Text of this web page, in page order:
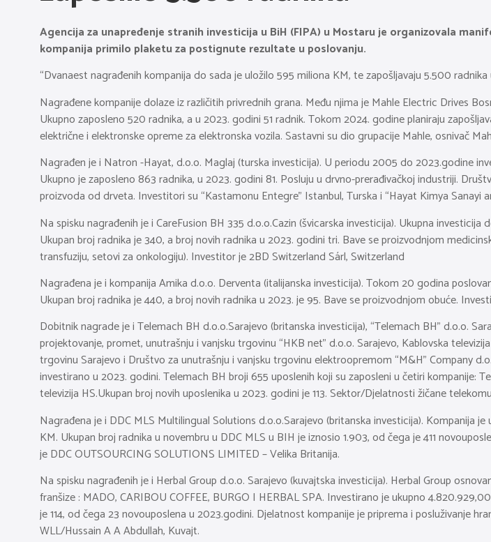
Agencija za unapređenje stranih investicija u BiH (FIPA) u Mostaru je organizovala
kompanija primilo plaketu za postignute rezultate u poslovanju.
“Dvanaest nagrađenih kompanija do sada je uložilo 595 miliona KM, te zapošljavaju 5.500
Nagrađene kompanije dolaze iz različitih privrednih grana. Među njima je Mahle Electric Drives
Ukupno zaposleno 520 radnika, a u 2023. godini 51 radnik. Tokom 2024. godine planiraju
električne i elektronske opreme za elektronska vozila. Sastavni su dio grupacije Mahle, osnivač
Nagrađen je i Natron -Hayat, d.o.o. Maglaj (turska investicija). U periodu 2005 do 2023.godine
Ukupno je zaposleno 863 radnika, u 2023. godini 81. Posluju u drvno-prerađivačkoj industriji.
proizvoda od drveta. Investitori su “Kastamonu Entegre” Istanbul, Turska i “Hayat Kimya Sanayi
Na spisku nagrađenih je i CareFusion BH 335 d.o.o.Cazin (švicarska investicija). Ukupna
Ukupan broj radnika je 340, a broj novih radnika u 2023. godini tri. Bave se proizvodnjom
transfuziju, setovi za onkologiju). Investitor je 2BD Switzerland Sárl, Switzerland
Nagrađena je i kompanija Amika d.o.o. Derventa (italijanska investicija). Tokom 20 godina
Ukupan broj radnika je 440, a broj novih radnika u 2023. je 95. Bave se proizvodnjom obuće.
Dobitnik nagrade je i Telemach BH d.o.o.Sarajevo (britanska investicija), “Telemach BH” d.o.o.
projektovanje, promet, unutrašnju i vanjsku trgovinu “HKB net” d.o.o. Sarajevo, Kablovska
trgovinu Sarajevo i Društvo za unutrašnju i vanjsku trgovinu elektroopremom “M&H” Company
investirano u 2023. godini. Telemach BH broji 655 uposlenih koji su zaposleni u četiri kompanije:
televizija HS.Ukupan broj novih uposlenika u 2023. godini je 113. Sektor/Djelatnosti žičane
Nagrađena je i DDC MLS Multilingual Solutions d.o.o.Sarajevo (britanska investicija). Kompanija
KM. Ukupan broj radnika u novembru u DDC MLS u BIH je iznosio 1.903, od čega je 411
je DDC OUTSOURCING SOLUTIONS LIMITED – Velika Britanija.
Na spisku nagrađenih je i Herbal Group d.o.o. Sarajevo (kuvajtska investicija). Herbal Group
franšize : MADO, CARIBOU COFFEE, BURGO I HERBAL SPA. Investirano je ukupno
je 114, od čega 23 novouposlena u 2023.godini. Djelatnost kompanije je priprema i posluživanje
WLL/Hussain A A Abdullah, Kuvajt.